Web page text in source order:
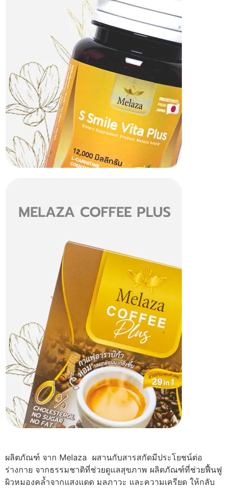
ผลิตภัณฑ์ จาก Melaza ผสานกับสารสกัดมีประโยชน์ต่อ
ร่างกาย จากธรรมชาติที่ช่วยดูแลสุขภาพ ผลิตภัณฑ์ที่ช่วยฟื้นฟู
ผิวหมองคล้ำจากแสงแดด มลภาวะ และความเครียด ให้กลับ